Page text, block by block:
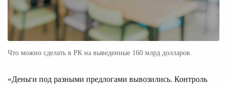
Что можно сделать в РК на выведенные 160 млрд долларов.
«Деньги под разными предлогами вывозились. Контроль